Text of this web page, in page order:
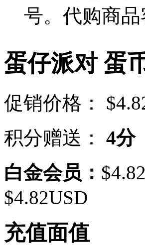
号。代购商
蛋仔派对 蛋
促销价格：
积分赠送：
4分
白金会员：
$4.82USD
充值面值